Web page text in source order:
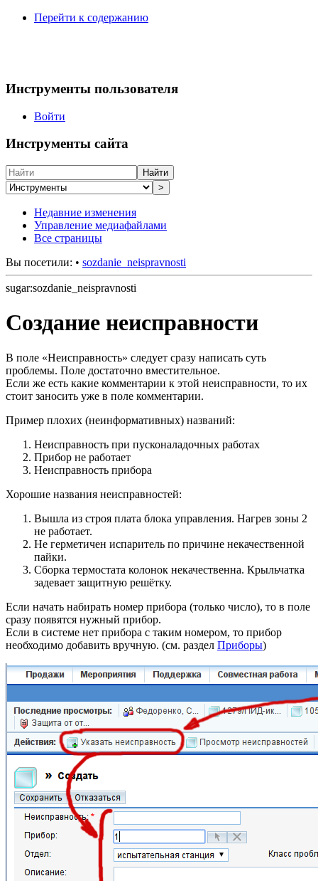
Перейти к содержанию
Инструменты пользователя
Войти
Инструменты сайта
Найти
>
Недавние изменения
Управление медиафайлами
Все страницы
Вы посетили: • sozdanie_neispravnosti
sugar:sozdanie_neispravnosti
Создание неисправности
В поле «Неисправность» следует сразу написать суть
проблемы. Поле достаточно вместительное.
Если же есть какие комментарии к этой неисправности, то их
стоит заносить уже в поле комментарии.
Пример плохих (неинформативных) названий:
Неисправность при пусконаладочных работах
Прибор не работает
Неисправность прибора
Хорошие названия неисправностей:
Вышла из строя плата блока управления. Нагрев зоны 2
не работает.
Не герметичен испаритель по причине некачественной
пайки.
Сборка термостата колонок некачественна. Крыльчатка
задевает защитную решётку.
Если начать набирать номер прибора (только число), то в поле
сразу появятся нужный прибор.
Если в системе нет прибора с таким номером, то прибор
необходимо добавить вручную. (см. раздел Приборы)